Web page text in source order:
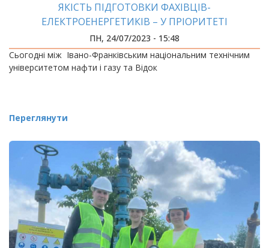
ЯКІСТЬ ПІДГОТОВКИ ФАХІВЦІВ-
ЕЛЕКТРОЕНЕРГЕТИКІВ – У ПРІОРИТЕТІ
ПН, 24/07/2023 - 15:48
Сьогодні між Івано-Франківським національним технічним
університетом нафти і газу та Відок
Переглянути